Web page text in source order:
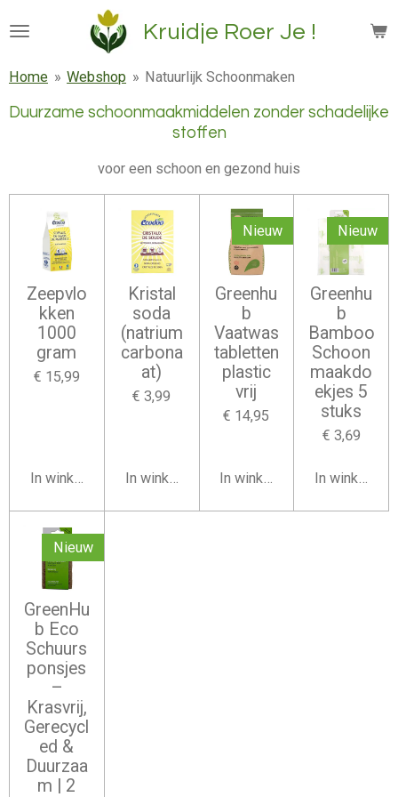
direct
de
hoofdinhoud
Kruidje Roer Je !
Home » Webshop » Natuurlijk Schoonmaken
Duurzame schoonmaakmiddelen zonder schadelijke
stoffen
voor een schoon en gezond huis
Zeepvlo
kken
1000
gram
€ 15,99
In winkelwagen
Kristal
soda
(natrium
carbona
at)
€ 3,99
In winkelwagen
Nieuw
Greenhu
b
Vaatwas
tabletten
plastic
vrij
€ 14,95
In winkelwagen
Nieuw
Greenhu
b
Bamboo
Schoon
maakdo
ekjes 5
stuks
€ 3,69
In
Nieuw
GreenHu
b Eco
Schuurs
ponsjes
–
Krasvrij,
Gerecycl
ed &
Duurzaa
m | 2